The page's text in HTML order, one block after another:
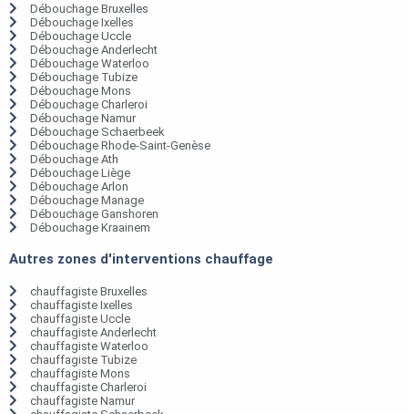
Débouchage Bruxelles
Débouchage Ixelles
Débouchage Uccle
Débouchage Anderlecht
Débouchage Waterloo
Débouchage Tubize
Débouchage Mons
Débouchage Charleroi
Débouchage Namur
Débouchage Schaerbeek
Débouchage Rhode-Saint-Genèse
Débouchage Ath
Débouchage Liège
Débouchage Arlon
Débouchage Manage
Débouchage Ganshoren
Débouchage Kraainem
Autres zones d'interventions chauffage
chauffagiste Bruxelles
chauffagiste Ixelles
chauffagiste Uccle
chauffagiste Anderlecht
chauffagiste Waterloo
chauffagiste Tubize
chauffagiste Mons
chauffagiste Charleroi
chauffagiste Namur